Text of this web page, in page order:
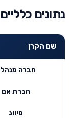
נתונים כלליים
שם הקרן
חברה
חברת אם
סיווג